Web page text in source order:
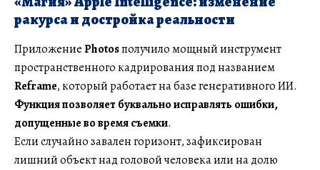
ракурса и достройка реальности
ПриложениеPhotosполучило мощный инструмент
пространственного кадрирования под названием
Reframe, который работает на базе генеративного ИИ.
Функция позволяет буквально исправлять ошибки,
допущенные во время съемки.
Если случайно завален горизонт, зафиксирован
лишний объект над головой человека или на долю